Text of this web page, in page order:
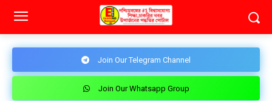
Join Our Telegram Channel
Join Our Whatsapp Group